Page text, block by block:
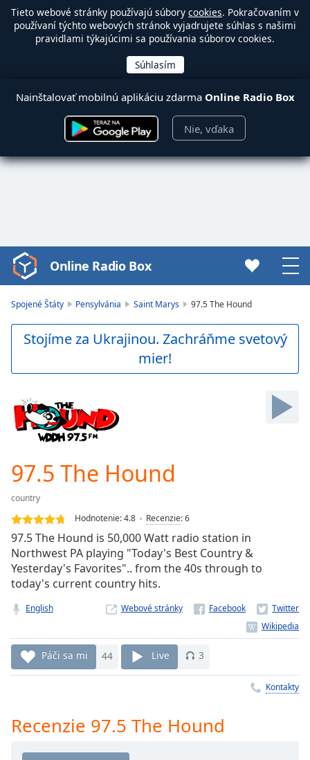
Tieto webové stránky používajú súbory cookies. Pokračovaním v
používaní týchto webových stránok vyjadrujete súhlas s našimi
pravidlami týkajúcimi sa používania súborov cookies.
Nainštalovať mobilnú aplikáciu zdarma Online Radio Box
Nie, vďaka
Video
Player
Play
Video
Skip
Skip
Forward
Mute
Current
Loaded:
0.00%
Stream
TypeLIVE
Seek to
currently
live LIVE
Time-
Online Radio Box
Spojené Štáty Pensylvánia Saint Marys 97.5 The Hound
Stojíme za Ukrajinou. Zachráňme svetový
mier!
97.5 The Hound
country
Hodnotenie:4.8 Recenzie:6
97.5 The Hound is 50,000 Watt radio station in
Northwest PA playing "Today's Best Country &
Yesterday's Favorites".. from the 40s through to
today's current country hits.
English Webové stránky
Páči sa mi 44 Live 3
Kontakty
Recenzie 97.5 The Hound